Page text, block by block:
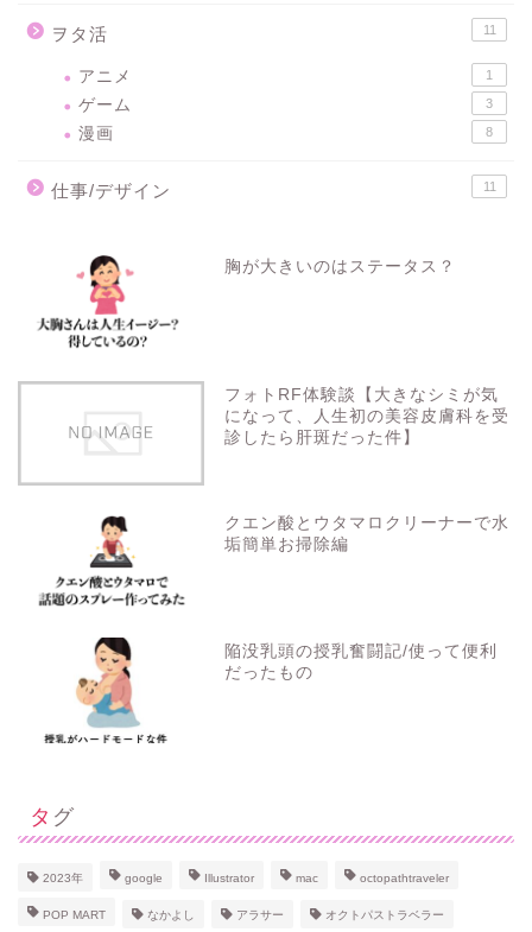
ヲタ活 11
アニメ 1
ゲーム 3
漫画 8
仕事/デザイン 11
胸が大きいのはステータス？
フォトRF体験談【大きなシミが気
になって、人生初の美容皮膚科を受
診したら肝斑だった件】
クエン酸とウタマロクリーナーで水
垢簡単お掃除編
陥没乳頭の授乳奮闘記/使って便利
だったもの
タグ
2023年 google Illustrator mac octopathtraveler
POP MART なかよし アラサー オクトパストラベラー
ホーム